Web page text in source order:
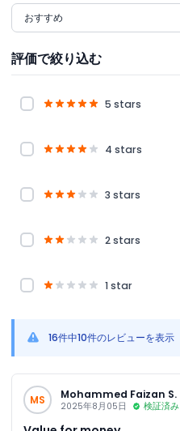
評価で絞り込む
5 stars
4 stars
3 stars
2 stars
1 star
16件中10件のレビューを表示
MS Mohammed Faizan S.
2025年8月05日 検証済み